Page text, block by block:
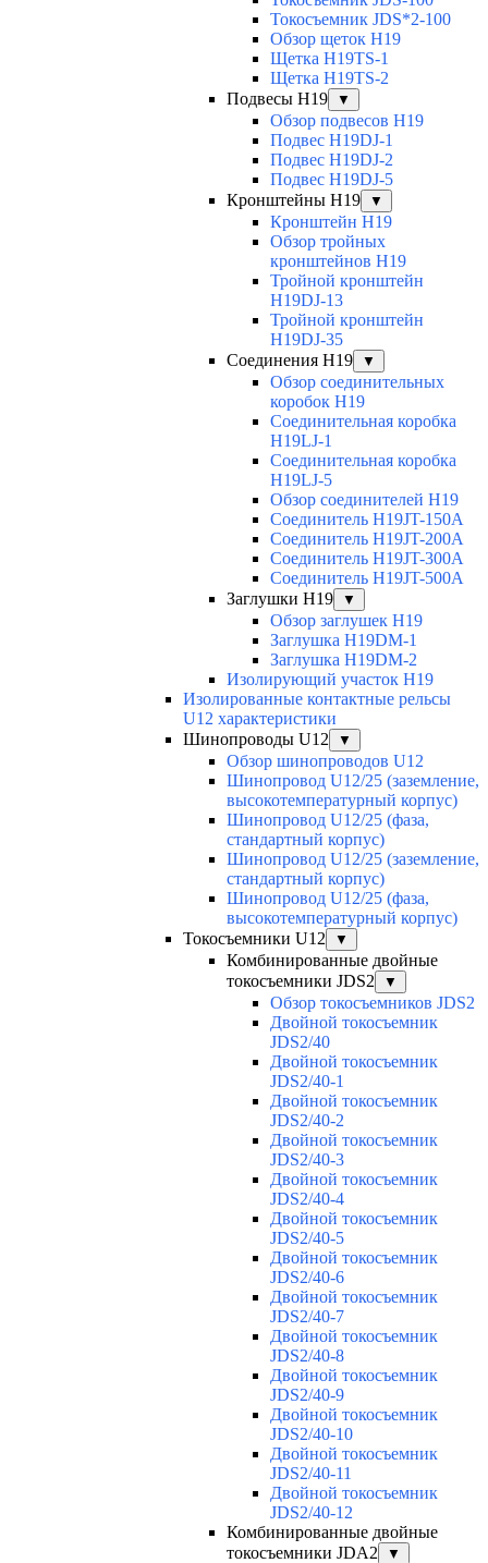
Токосъемник JDS*2-100
Обзор щеток H19
Щетка H19TS-1
Щетка H19TS-2
Подвесы H19
▼
Обзор подвесов H19
Подвес H19DJ-1
Подвес H19DJ-2
Подвес H19DJ-5
Кронштейны H19
▼
Кронштейн H19
Обзор тройных
кронштейнов H19
Тройной кронштейн
H19DJ-13
Тройной кронштейн
H19DJ-35
Соединения H19
▼
Обзор соединительных
коробок H19
Соединительная коробка
H19LJ-1
Соединительная коробка
H19LJ-5
Обзор соединителей H19
Соединитель H19JT-150A
Соединитель H19JT-200A
Соединитель H19JT-300A
Соединитель H19JT-500A
Заглушки H19
▼
Обзор заглушек H19
Заглушка H19DM-1
Заглушка H19DM-2
Изолирующий участок H19
Изолированные контактные рельсы
U12 характеристики
Шинопроводы U12
▼
Обзор шинопроводов U12
Шинопровод U12/25 (заземление,
высокотемпературный корпус)
Шинопровод U12/25 (фаза,
стандартный корпус)
Шинопровод U12/25 (заземление,
стандартный корпус)
Шинопровод U12/25 (фаза,
высокотемпературный корпус)
Токосъемники U12
▼
Комбинированные двойные
токосъемники JDS2
▼
Обзор токосъемников JDS2
Двойной токосъемник
JDS2/40
Двойной токосъемник
JDS2/40-1
Двойной токосъемник
JDS2/40-2
Двойной токосъемник
JDS2/40-3
Двойной токосъемник
JDS2/40-4
Двойной токосъемник
JDS2/40-5
Двойной токосъемник
JDS2/40-6
Двойной токосъемник
JDS2/40-7
Двойной токосъемник
JDS2/40-8
Двойной токосъемник
JDS2/40-9
Двойной токосъемник
JDS2/40-10
Двойной токосъемник
JDS2/40-11
Двойной токосъемник
JDS2/40-12
Комбинированные двойные
токосъемники JDA2
▼